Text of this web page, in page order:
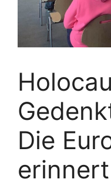
Die
erinnert